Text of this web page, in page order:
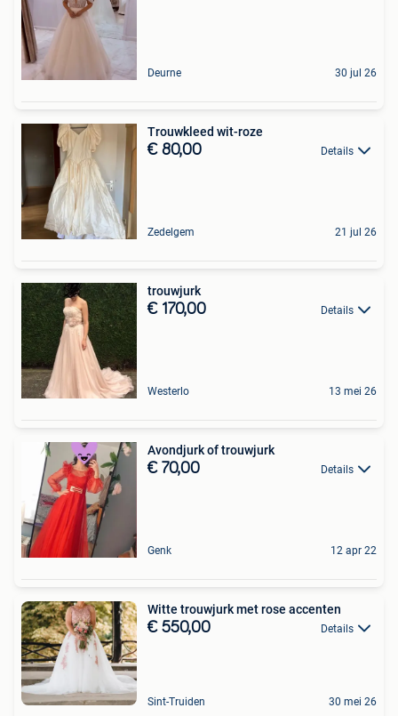
Deurne 30 jul 26
Trouwkleed wit-roze
€ 80,00 Details
Zedelgem 21 jul 26
trouwjurk
€ 170,00 Details
Westerlo 13 mei 26
Avondjurk of trouwjurk
€ 70,00 Details
Genk 12 apr 22
Witte trouwjurk met rose accenten
€ 550,00 Details
Sint-Truiden 30 mei 26